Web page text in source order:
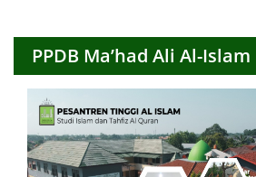
PPDB Ma’had Ali Al-Islam